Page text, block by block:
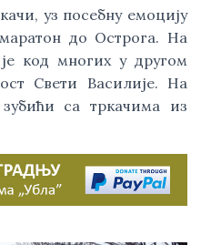
до Острога. На
код многих у другом
Свети Василије. На
са тркачима из